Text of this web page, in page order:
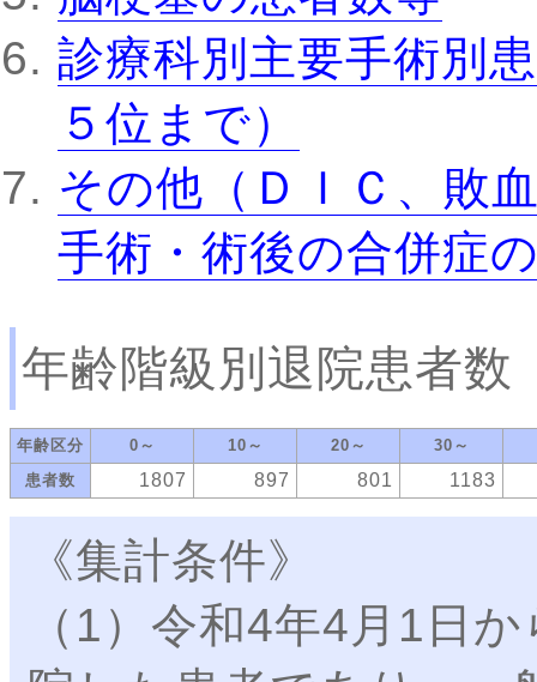
診療科別主要手術別
５位まで）
その他（ＤＩＣ、敗
手術・術後の合併症
年齢階級別退院患者数
年齢区分 0～ 10～ 20～ 30～
患者数
1807 897 801 1183
《集計条件》
（1）令和4年4月1日